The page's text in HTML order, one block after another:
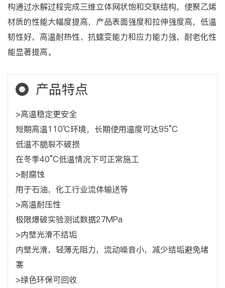
构通过水解过程完成三维立体网状饱和交联结构，使聚乙烯
材质的性能大幅度提高，产品表面强度和拉伸强度高，低温
韧性好，高温耐热性、抗蠕变能力和应力能力强，耐老化性
能显著提高。
产品特点
>高温稳定更安全
短期高温110℃环境，长期使用温度可达95°C
低温不脆裂不破损
在冬季40°C低温情况下可正常施工
>耐腐蚀
用于石油，化工行业流体输送等
>高温耐压性
极限爆破实验测试数据27MPa
>内壁光滑不结垢
内壁光滑，轻薄无阻力，流动噪音小，减少结垢避免堵
塞
>绿色环保可回收